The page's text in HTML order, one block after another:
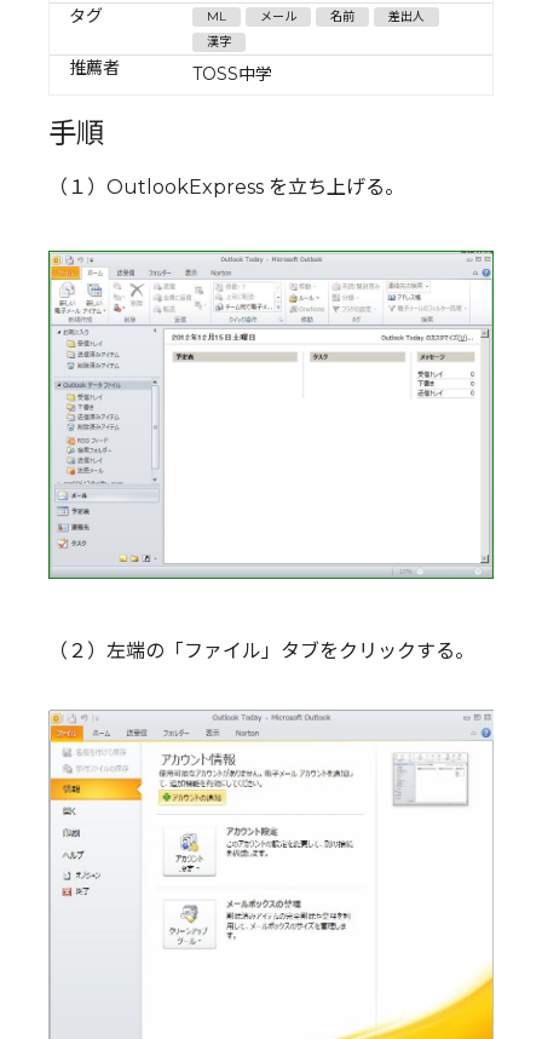
タグ
ML メール 名前
差出人
漢字
推薦者 TOSS中学
手順
（１）OutlookExpress を立ち上げる。
（２）左端の「ファイル」タブをクリックする。